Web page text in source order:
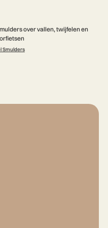
over vallen, twijfelen en
Smulders